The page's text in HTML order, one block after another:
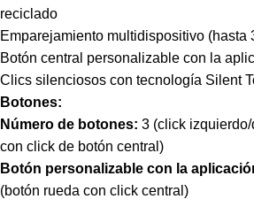
reciclado
Emparejamiento multidispositivo (hasta
Botón central personalizable con la
Clics silenciosos con tecnología Silent
Botones:
Número de botones: 3 (click
con click de botón central)
Botón personalizable con la
(botón rueda con click central)